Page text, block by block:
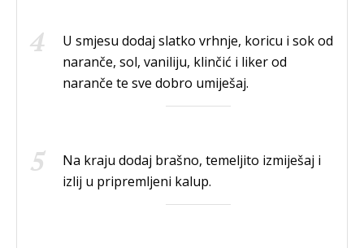
U smjesu dodaj slatko vrhnje, koricu i sok od
naranče, sol, vaniliju, klinčić i liker od
naranče te sve dobro umiješaj.
Na kraju dodaj brašno, temeljito izmiješaj i
izlij u pripremljeni kalup.